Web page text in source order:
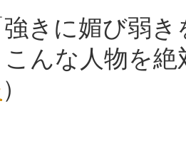
きに媚び弱き
んな人物を
）